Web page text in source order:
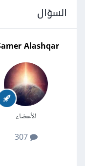
السؤال
Alashqar
الأعضاء
307